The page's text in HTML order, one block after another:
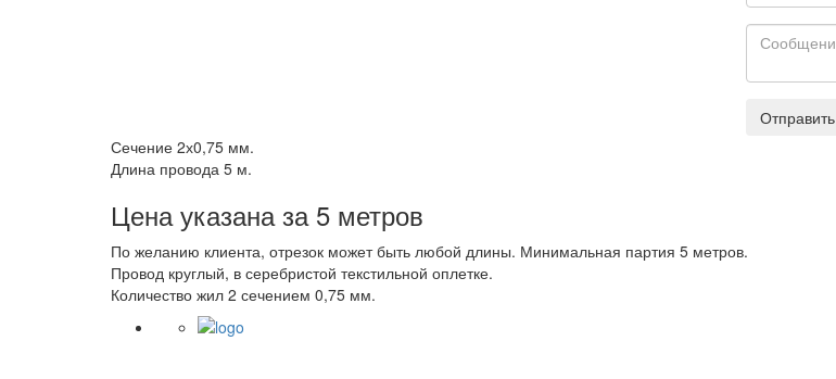
Отправить
Сечение 2х0,75 мм.
Длина провода 5 м.
Цена указана за 5 метров
По желанию клиента, отрезок может быть любой длины. Минимальная партия 5 метров.
Провод круглый, в серебристой текстильной оплетке.
Количество жил 2 сечением 0,75 мм.